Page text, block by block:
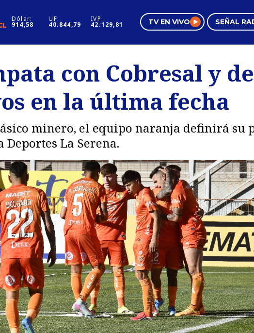
Dólar:
914,58
UF:
40.844,79
IVP:
42.129,81 TV EN VIVO SEÑAL
Negocios
Pura Mujer
con Cobresal y
en la última fecha
minero, el equipo naranja definirá su
Deportes La Serena.